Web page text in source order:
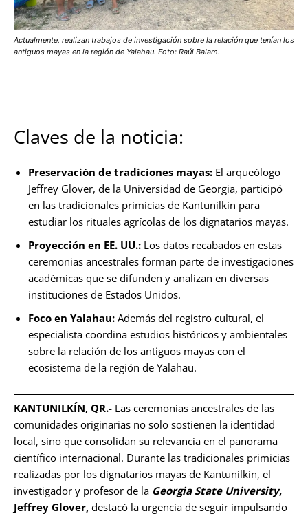
Actualmente, realizan trabajos de investigación sobre la relación que tenían los
antiguos mayas en la región de Yalahau. Foto: Raúl Balam.
Claves de la noticia:
Preservación de tradiciones mayas: El arqueólogo
Jeffrey Glover, de la Universidad de Georgia, participó
en las tradicionales primicias de Kantunilkín para
estudiar los rituales agrícolas de los dignatarios mayas.
Proyección en EE. UU.: Los datos recabados en estas
ceremonias ancestrales forman parte de investigaciones
académicas que se difunden y analizan en diversas
instituciones de Estados Unidos.
Foco en Yalahau: Además del registro cultural, el
especialista coordina estudios históricos y ambientales
sobre la relación de los antiguos mayas con el
ecosistema de la región de Yalahau.
KANTUNILKÍN, QR.- Las ceremonias ancestrales de las
comunidades originarias no solo sostienen la identidad
local, sino que consolidan su relevancia en el panorama
científico internacional. Durante las tradicionales primicias
realizadas por los dignatarios mayas de Kantunilkín, el
investigador y profesor de la Georgia State University,
Jeffrey Glover, destacó la urgencia de seguir impulsando